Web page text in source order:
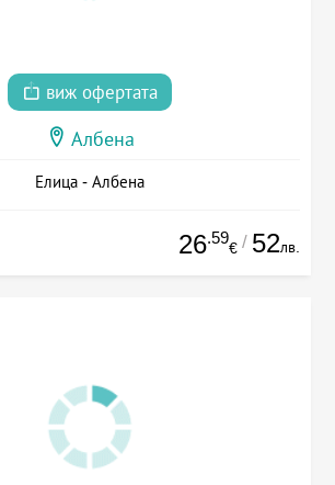
виж офертата
Албена
Елица - Албена
26.59
€ / 52лв.